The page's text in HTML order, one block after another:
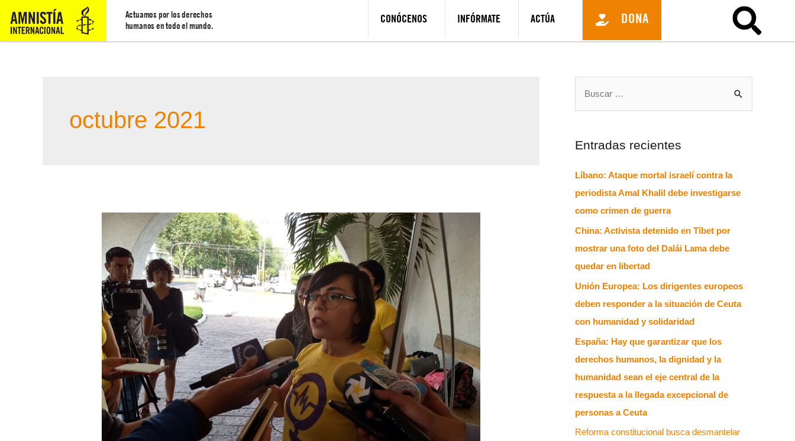
Actuamos por los derechos
humanos en todo el mundo.
CONÓCENOS INFÓRMATE ACTÚA DONA
octubre 2021
Entradas recientes
Líbano: Ataque mortal israelí contra la
periodista Amal Khalil debe investigarse
como crimen de guerra
China: Activista detenido en Tíbet por
mostrar una foto del Dalái Lama debe
quedar en libertad
Unión Europea: Los dirigentes europeos
deben responder a la situación de Ceuta
con humanidad y solidaridad
España: Hay que garantizar que los
derechos humanos, la dignidad y la
humanidad sean el eje central de la
respuesta a la llegada excepcional de
personas a Ceuta
Reforma constitucional busca desmantelar